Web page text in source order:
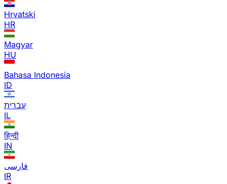
Hrvatski
HR
Magyar
HU
Bahasa Indonesia
ID
עברית
IL
हिन्दी
IN
فارسی
IR